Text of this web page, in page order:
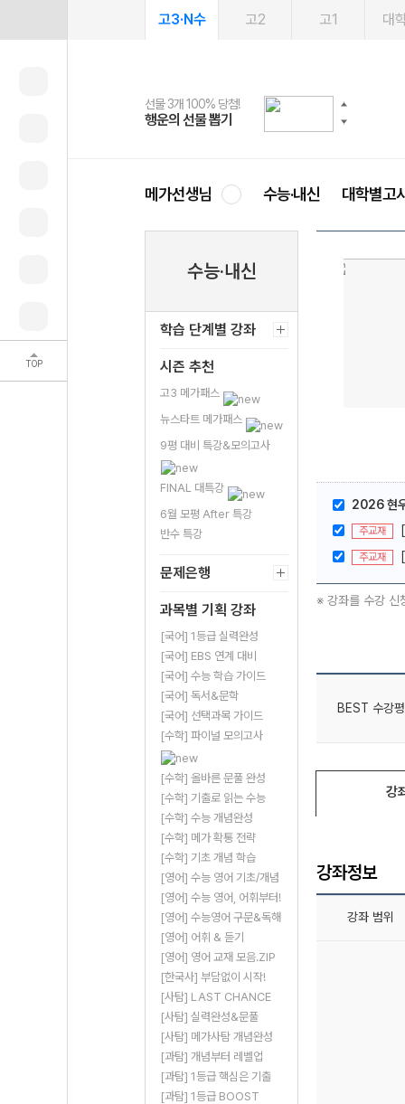
TOP
고3·N수 고2 고1 대
선물 3개 100% 당첨!
행운의 선물 뽑기
선물 100% 증정!
메가스터디 X 올리브
여름방학 스터디 캐시백
메가런 썸머스쿨
2027 러셀 단과
강사 공개선발
스마트러닝앱
설문 EVENT
메가패스
3일 무료 체험권
메가패스 수강생 무료혜택!
메가클럽 멤버십
사회공헌 캠페인
희망이룸 메가나눔
메가선생님 수능·내신 대학별고
수능·내신
학습 단계별 강좌
시즌 추천
고3 메가패스
뉴스타트 메가패스
9평 대비 특강&모의고사
FINAL 대특강
6월 모평 After 특강
반수 특강
문제은행
과목별 기획 강좌
[국어] 1등급 실력완성
[국어] EBS 연계 대비
[국어] 수능 학습 가이드
[국어] 독서&문학
[국어] 선택과목 가이드
[수학] 파이널 모의고사
[수학] 올바른 문풀 완성
[수학] 기출로 읽는 수능
[수학] 수능 개념완성
[수학] 메가 확통 전략
[수학] 기초 개념 학습
[영어] 수능 영어 기초/개념
[영어] 수능 영어, 어휘부터!
[영어] 수능영어 구문&독해
[영어] 어휘 & 듣기
[영어] 영어 교재 모음.ZIP
[한국사] 부담없이 시작!
[사탐] LAST CHANCE
[사탐] 실력완성&문풀
[사탐] 메가사탐 개념완성
[과탐] 개념부터 레벨업
[과탐] 1등급 핵심은 기출
[과탐] 1등급 BOOST
2026 현
주교재
주교재
※ 강좌를 수강 신
BEST 수강평
강
강좌정보
강좌 범위